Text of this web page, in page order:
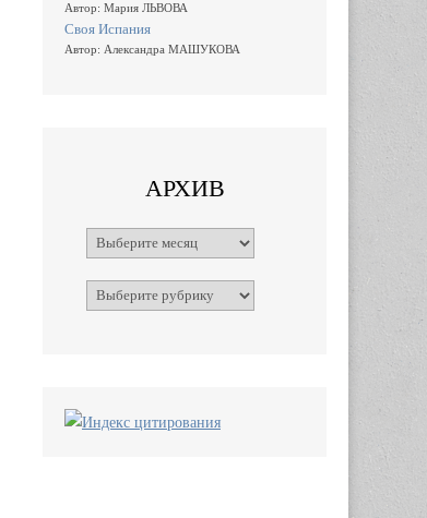
Автор: Мария ЛЬВОВА
Своя Испания
Автор: Александра МАШУКОВА
АРХИВ
Архивы
Рубрики